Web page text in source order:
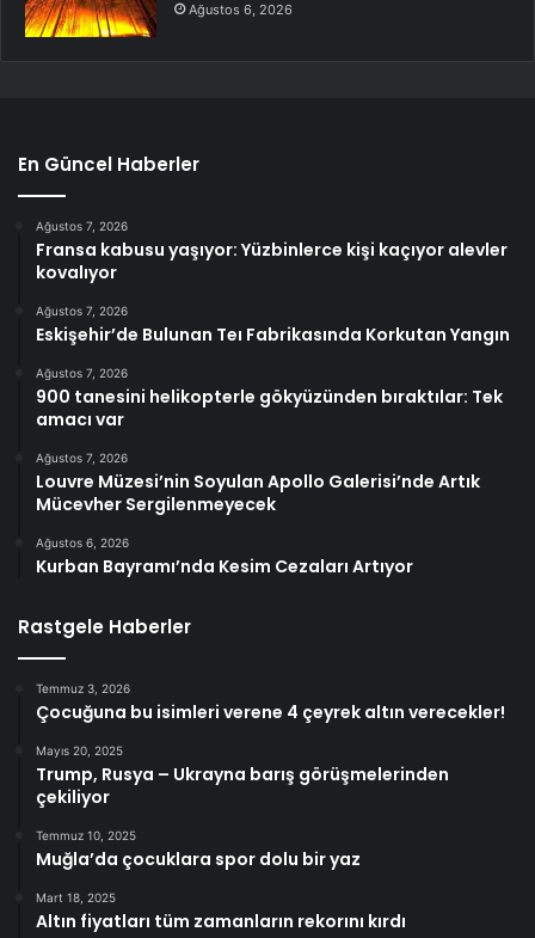
Ağustos 6, 2026
En Güncel Haberler
Ağustos 7, 2026
Fransa kabusu yaşıyor: Yüzbinlerce kişi kaçıyor alevler
kovalıyor
Ağustos 7, 2026
Eskişehir’de Bulunan Teı Fabrikasında Korkutan Yangın
Ağustos 7, 2026
900 tanesini helikopterle gökyüzünden bıraktılar: Tek
amacı var
Ağustos 7, 2026
Louvre Müzesi’nin Soyulan Apollo Galerisi’nde Artık
Mücevher Sergilenmeyecek
Ağustos 6, 2026
Kurban Bayramı’nda Kesim Cezaları Artıyor
Rastgele Haberler
Temmuz 3, 2026
Çocuğuna bu isimleri verene 4 çeyrek altın verecekler!
Mayıs 20, 2025
Trump, Rusya – Ukrayna barış görüşmelerinden
çekiliyor
Temmuz 10, 2025
Muğla’da çocuklara spor dolu bir yaz
Mart 18, 2025
Altın fiyatları tüm zamanların rekorını kırdı